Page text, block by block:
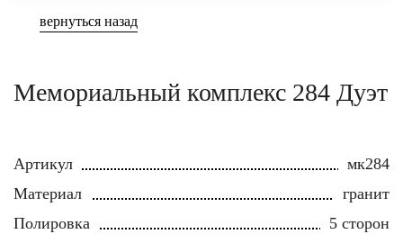
вернуться назад
Мемориальный комплекс 284 Дуэт
Артикул
мк284
Материал
гранит
Полировка
5 сторон